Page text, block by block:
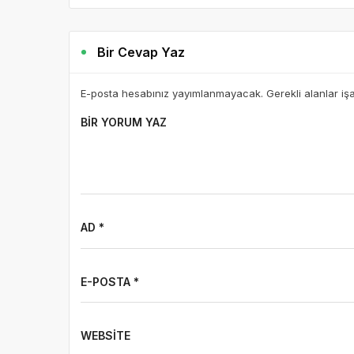
Bir Cevap Yaz
E-posta hesabınız yayımlanmayacak. Gerekli alanlar
BIR YORUM YAZ
AD *
E-POSTA *
WEBSITE